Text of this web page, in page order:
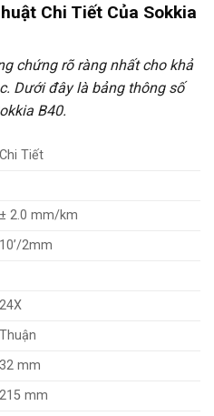
Chi Tiết Của Sokkia
chứng rõ ràng nhất cho khả
Dưới đây là bảng thông số
B40.
Chi Tiết
± 2.0 mm/km
10’/2mm
24X
Thuận
32 mm
215 mm